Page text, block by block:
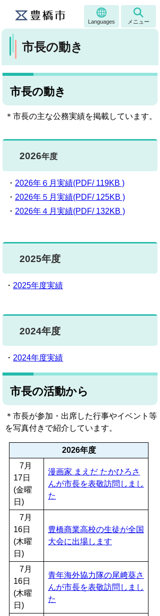
Languages メニュー
市長の動き
市長の動き
＊市長の主な公務実績を掲載しています。
2026年度
・ 2026年６月実績(PDF/ 119KB )
・ 2026年５月実績(PDF/ 125KB )
・ 2026年４月実績(PDF/ 132KB )
2025年度
・ 2025年度実績
2024年度
・ 2024年度実績
市長の活動から
＊市長が参加・出席した行事やイベント等
を写真付きで紹介しています。
2026年度
7月
17日
(金曜
日)
漫画家 まえだ たかひろさ
んが市長を表敬訪問しまし
た
7月
16日
(木曜
日)
豊橋商業高校の生徒が全国
大会に出場します
7月
16日
(木曜
日)
青年海外協力隊の尾﨑葵さ
んが市長を表敬訪問しまし
た